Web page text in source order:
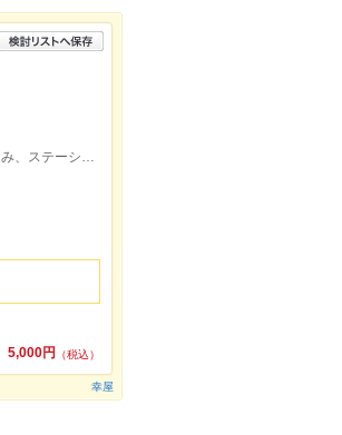
大村駅から約1300ｍ。34号線協和町交差点をセブンイレブン側へ進み、ステーションホテルの隣です。
5,000円
（税込）
幸屋